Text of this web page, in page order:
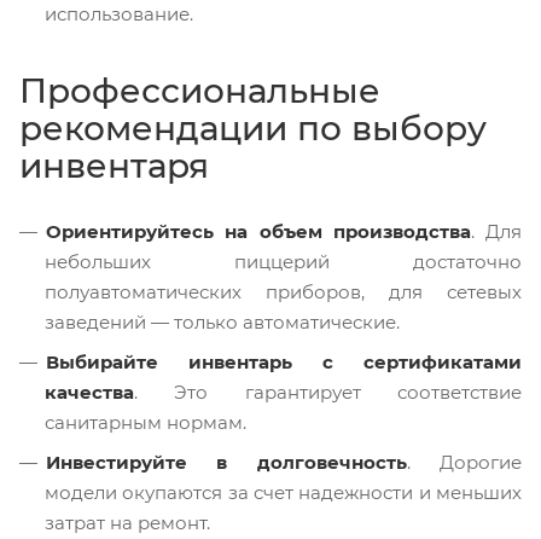
использование.
Профессиональные
рекомендации по выбору
инвентаря
Ориентируйтесь на объем производства. Для
небольших пиццерий достаточно
полуавтоматических приборов, для сетевых
заведений — только автоматические.
Выбирайте инвентарь с сертификатами
качества. Это гарантирует соответствие
санитарным нормам.
Инвестируйте в долговечность. Дорогие
модели окупаются за счет надежности и меньших
затрат на ремонт.